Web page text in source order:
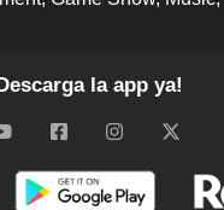
la app ya!